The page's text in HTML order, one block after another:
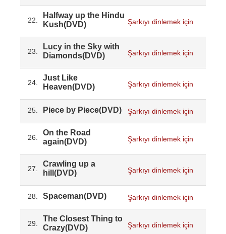
22.
Halfway up the Hindu
Kush(DVD)
Şarkıyı dinlemek için
23.
Lucy in the Sky with
Diamonds(DVD)
Şarkıyı dinlemek için
24.
Just Like
Heaven(DVD)
Şarkıyı dinlemek için
25. Piece by Piece(DVD) Şarkıyı dinlemek için
26.
On the Road
again(DVD)
Şarkıyı dinlemek için
27.
Crawling up a
hill(DVD)
Şarkıyı dinlemek için
28. Spaceman(DVD) Şarkıyı dinlemek için
29.
The Closest Thing to
Crazy(DVD)
Şarkıyı dinlemek için